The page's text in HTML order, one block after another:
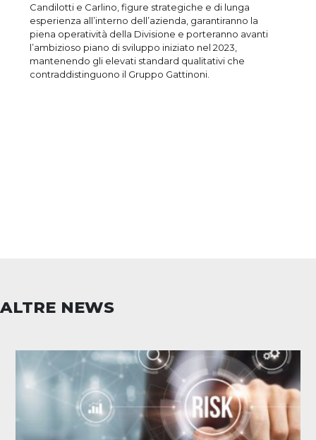
Candilotti e Carlino, figure strategiche e di lunga
esperienza all’interno dell’azienda, garantiranno la
piena operatività della Divisione e porteranno avanti
l’ambizioso piano di sviluppo iniziato nel 2023,
mantenendo gli elevati standard qualitativi che
contraddistinguono il Gruppo Gattinoni.
ALTRE NEWS